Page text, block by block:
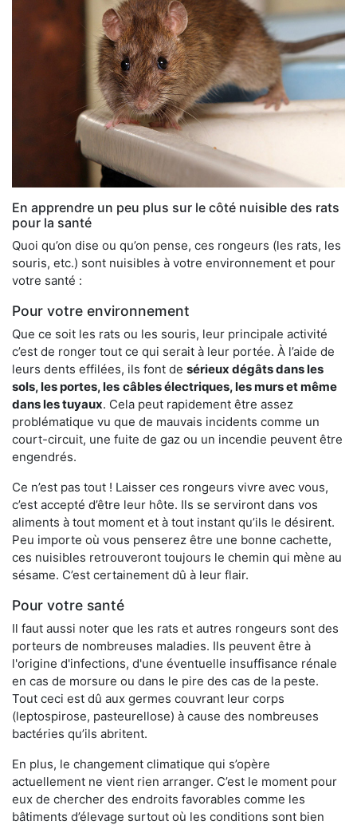
En apprendre un peu plus sur le côté nuisible des rats
pour la santé
Quoi qu’on dise ou qu’on pense, ces rongeurs (les rats, les
souris, etc.) sont nuisibles à votre environnement et pour
votre santé :
Pour votre environnement
Que ce soit les rats ou les souris, leur principale activité
c’est de ronger tout ce qui serait à leur portée. À l’aide de
leurs dents effilées, ils font de sérieux dégâts dans les
sols, les portes, les câbles électriques, les murs et même
dans les tuyaux. Cela peut rapidement être assez
problématique vu que de mauvais incidents comme un
court-circuit, une fuite de gaz ou un incendie peuvent être
engendrés.
Ce n’est pas tout ! Laisser ces rongeurs vivre avec vous,
c’est accepté d’être leur hôte. Ils se serviront dans vos
aliments à tout moment et à tout instant qu’ils le désirent.
Peu importe où vous penserez être une bonne cachette,
ces nuisibles retrouveront toujours le chemin qui mène au
sésame. C’est certainement dû à leur flair.
Pour votre santé
Il faut aussi noter que les rats et autres rongeurs sont des
porteurs de nombreuses maladies. Ils peuvent être à
l'origine d'infections, d'une éventuelle insuffisance rénale
en cas de morsure ou dans le pire des cas de la peste.
Tout ceci est dû aux germes couvrant leur corps
(leptospirose, pasteurellose) à cause des nombreuses
bactéries qu’ils abritent.
En plus, le changement climatique qui s’opère
actuellement ne vient rien arranger. C’est le moment pour
eux de chercher des endroits favorables comme les
bâtiments d’élevage surtout où les conditions sont bien